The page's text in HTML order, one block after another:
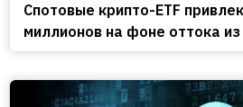
Спотовые крипто-ETF
миллионов на фоне оттока из